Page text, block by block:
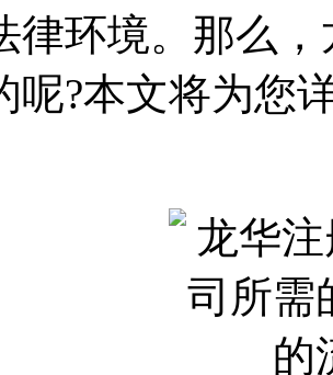
律环境。那么
呢?本文将为您